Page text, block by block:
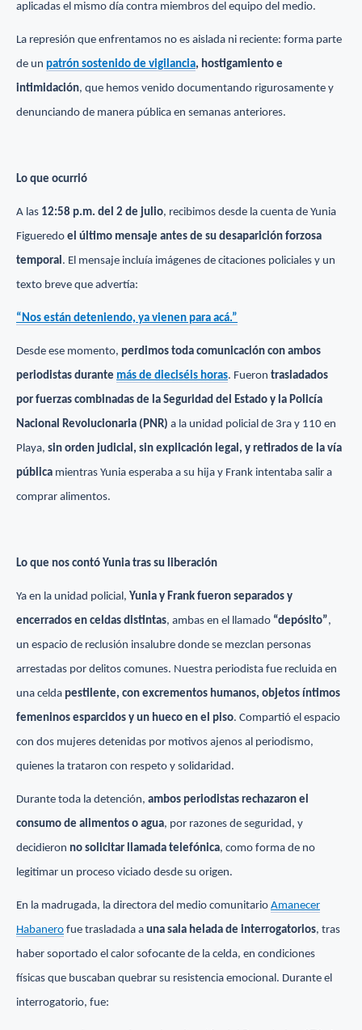
aplicadas el mismo día contra miembros del equipo del medio.
La represión que enfrentamos no es aislada ni reciente: forma parte
de un patrón sostenido de vigilancia, hostigamiento e
intimidación, que hemos venido documentando rigurosamente y
denunciando de manera pública en semanas anteriores.
Lo que ocurrió
A las 12:58 p.m. del 2 de julio, recibimos desde la cuenta de Yunia
Figueredo el último mensaje antes de su desaparición forzosa
temporal. El mensaje incluía imágenes de citaciones policiales y un
texto breve que advertía:
“Nos están deteniendo, ya vienen para acá.”
Desde ese momento, perdimos toda comunicación con ambos
periodistas durante más de dieciséis horas. Fueron trasladados
por fuerzas combinadas de la Seguridad del Estado y la Policía
Nacional Revolucionaria (PNR) a la unidad policial de 3ra y 110 en
Playa, sin orden judicial, sin explicación legal, y retirados de la vía
pública mientras Yunia esperaba a su hija y Frank intentaba salir a
comprar alimentos.
Lo que nos contó Yunia tras su liberación
Ya en la unidad policial, Yunia y Frank fueron separados y
encerrados en celdas distintas, ambas en el llamado “depósito”,
un espacio de reclusión insalubre donde se mezclan personas
arrestadas por delitos comunes. Nuestra periodista fue recluida en
una celda pestilente, con excrementos humanos, objetos íntimos
femeninos esparcidos y un hueco en el piso. Compartió el espacio
con dos mujeres detenidas por motivos ajenos al periodismo,
quienes la trataron con respeto y solidaridad.
Durante toda la detención, ambos periodistas rechazaron el
consumo de alimentos o agua, por razones de seguridad, y
decidieron no solicitar llamada telefónica, como forma de no
legitimar un proceso viciado desde su origen.
En la madrugada, la directora del medio comunitario Amanecer
Habanero fue trasladada a una sala helada de interrogatorios, tras
haber soportado el calor sofocante de la celda, en condiciones
físicas que buscaban quebrar su resistencia emocional. Durante el
interrogatorio, fue: